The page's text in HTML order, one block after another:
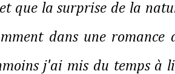
que la surprise de la
dans une
j'ai mis du temps